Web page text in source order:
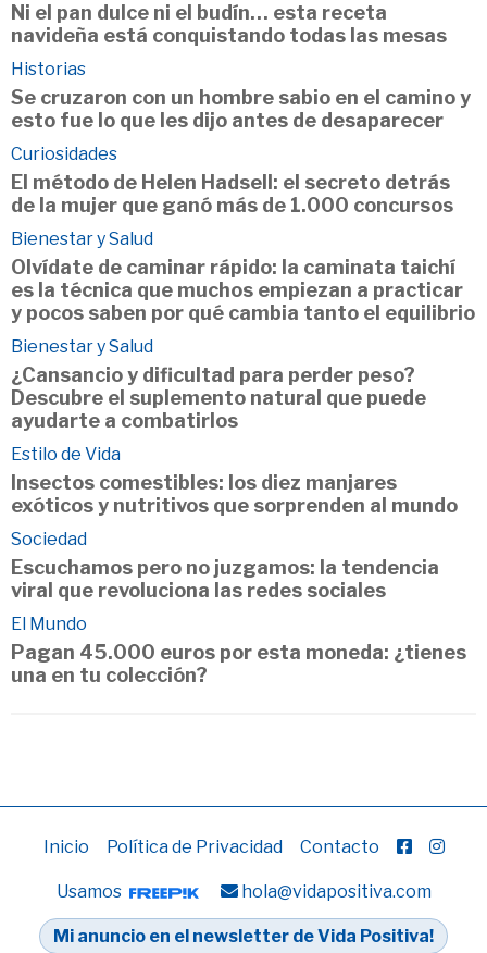
Ni el pan dulce ni el budín… esta receta
navideña está conquistando todas las mesas
Historias
Se cruzaron con un hombre sabio en el camino y
esto fue lo que les dijo antes de desaparecer
Curiosidades
El método de Helen Hadsell: el secreto detrás
de la mujer que ganó más de 1.000 concursos
Bienestar y Salud
Olvídate de caminar rápido: la caminata taichí
es la técnica que muchos empiezan a practicar
y pocos saben por qué cambia tanto el equilibrio
Bienestar y Salud
¿Cansancio y dificultad para perder peso?
Descubre el suplemento natural que puede
ayudarte a combatirlos
Estilo de Vida
Insectos comestibles: los diez manjares
exóticos y nutritivos que sorprenden al mundo
Sociedad
Escuchamos pero no juzgamos: la tendencia
viral que revoluciona las redes sociales
El Mundo
Pagan 45.000 euros por esta moneda: ¿tienes
una en tu colección?
Inicio Política de Privacidad Contacto
Usamos hola@vidapositiva.com
Mi anuncio en el newsletter de Vida Positiva!